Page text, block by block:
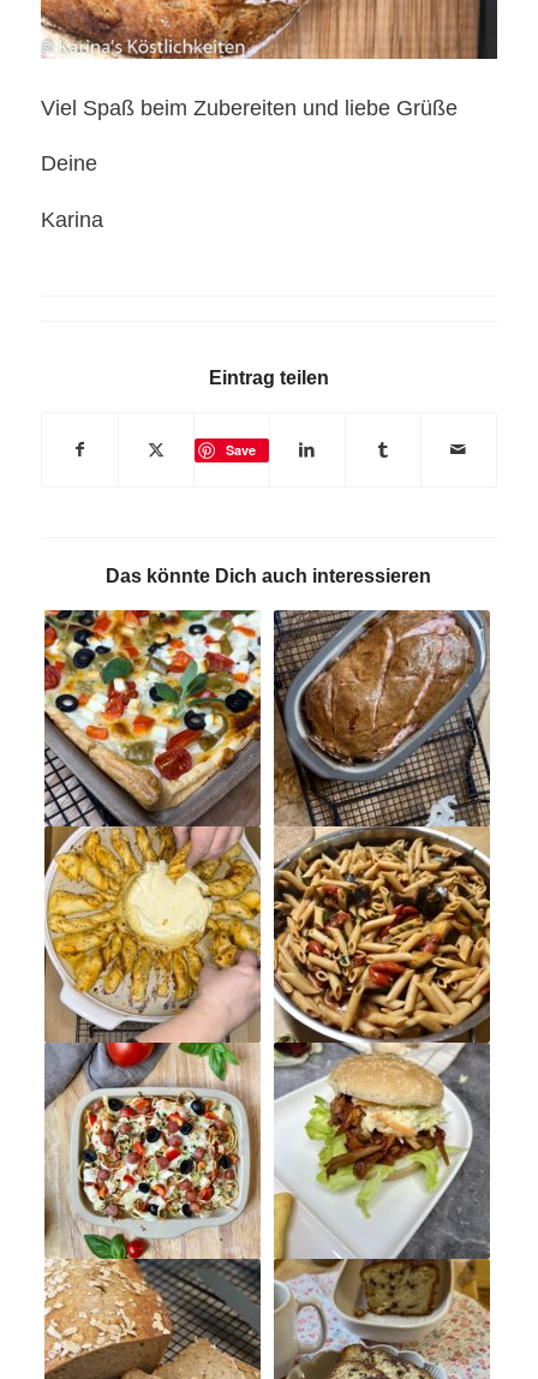
Viel Spaß beim Zubereiten und liebe Grüße
Deine
Karina
Eintrag teilen
Save
Das könnte Dich auch interessieren